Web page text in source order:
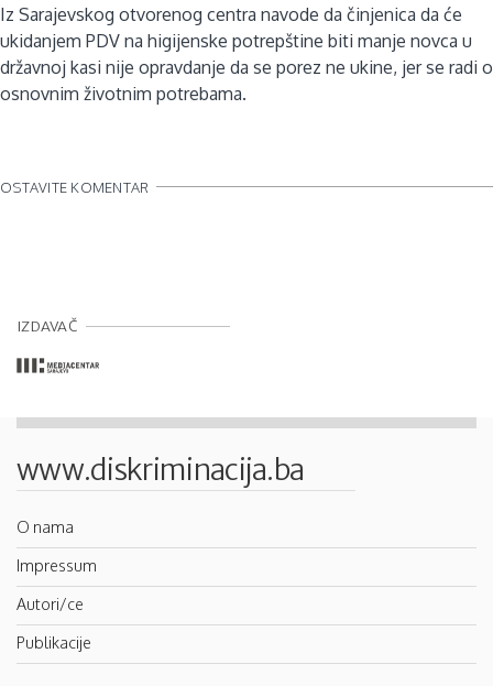
Iz Sarajevskog otvorenog centra navode da činjenica da će
ukidanjem PDV na higijenske potrepštine biti manje novca u
državnoj kasi nije opravdanje da se porez ne ukine, jer se radi o
osnovnim životnim potrebama.
OSTAVITE KOMENTAR
IZDAVAČ
www.diskriminacija.ba
O nama
Impressum
Autori/ce
Publikacije